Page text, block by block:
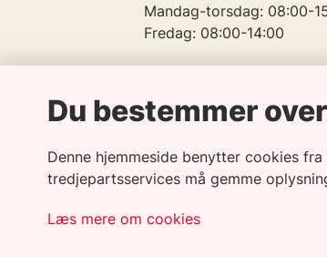
Mandag-torsdag: 08:00-
Fredag: 08:00-14:00
Fredag: 09:00-14:00
CVR: 19435075
EAN: 5790001969370
Du bestemmer
Denne hjemmeside benytter cookies
tredjepartsservices må gemme
Læs mere om cookies